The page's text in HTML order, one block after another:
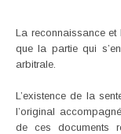
La reconnaissance et
que la partie qui
arbitrale.
L’existence de la
l’original
de ces documents